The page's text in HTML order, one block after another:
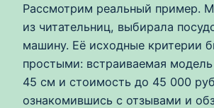
Рассмотрим реальный пример.
из читательниц, выбирала
машину. Её исходные критерии
простыми: встраиваемая
45 см и стоимость до 45 000
ознакомившись с отзывами и